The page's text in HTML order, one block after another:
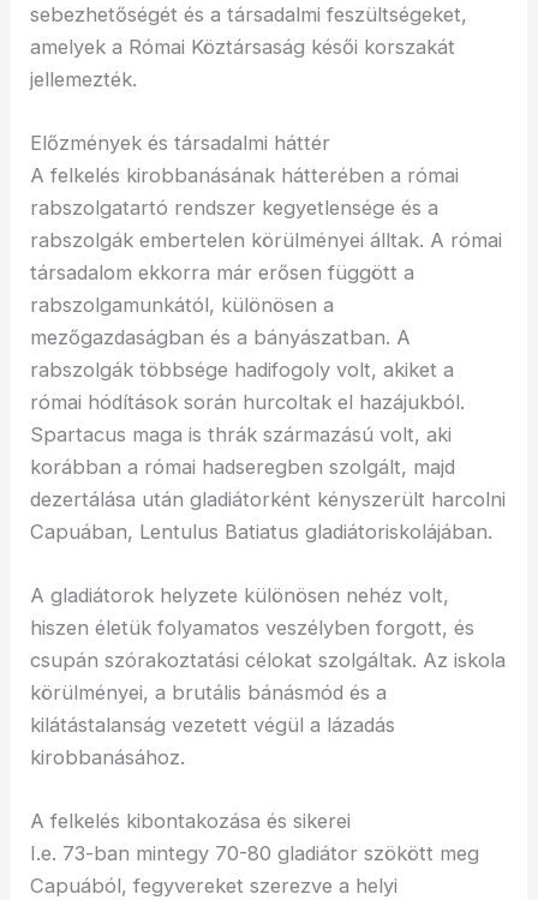
sebezhetőségét és a társadalmi feszültségeket,
amelyek a Római Köztársaság késői korszakát
jellemezték.
Előzmények és társadalmi háttér
A felkelés kirobbanásának hátterében a római
rabszolgatartó rendszer kegyetlensége és a
rabszolgák embertelen körülményei álltak. A római
társadalom ekkorra már erősen függött a
rabszolgamunkától, különösen a
mezőgazdaságban és a bányászatban. A
rabszolgák többsége hadifogoly volt, akiket a
római hódítások során hurcoltak el hazájukból.
Spartacus maga is thrák származású volt, aki
korábban a római hadseregben szolgált, majd
dezertálása után gladiátorként kényszerült harcolni
Capuában, Lentulus Batiatus gladiátoriskolájában.
A gladiátorok helyzete különösen nehéz volt,
hiszen életük folyamatos veszélyben forgott, és
csupán szórakoztatási célokat szolgáltak. Az iskola
körülményei, a brutális bánásmód és a
kilátástalanság vezetett végül a lázadás
kirobbanásához.
A felkelés kibontakozása és sikerei
I.e. 73-ban mintegy 70-80 gladiátor szökött meg
Capuából, fegyvereket szerezve a helyi